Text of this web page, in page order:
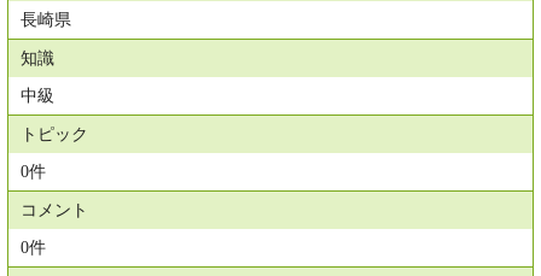
長崎県
知識
中級
トピック
0件
コメント
0件